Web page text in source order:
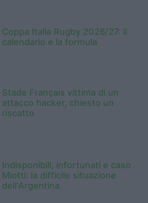
Coppa Italia Rugby 2026/27: il
calendario e la formula
Stade Français vittima di un
attacco hacker, chiesto un
riscatto
Indisponibili, infortunati e caso
Miotti: la difficile situazione
dell'Argentina